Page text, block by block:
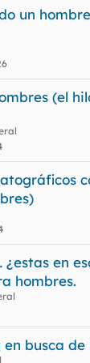
un
(el
en
hombres.
busca